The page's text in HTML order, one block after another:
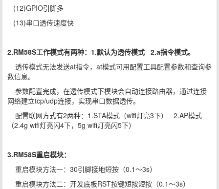
(12)GPIO引脚多
(13)串口透传速度快
2.RM58S工作模式有两种：1.默认为透传模式 2.a指令模式。
透传模式无法发送at指令，at模式可用配置工具配置参数和查询参
数信息。
参数配置完成，在透传模式下模块会自动连接路由器，通过连接
网络建立tcp/udp连接，实现串口数据透传。
配置联网方式有2两种：1.STA模式（wifi灯亮3下） 2.AP模式
（2.4g wifi灯亮闪4下，5g wifi灯亮闪5下）
3.RM58S重启模块：
重启模块方法一：30引脚接地短按（0.1～3s）
重启模块方法二：开发底板RST按键短按短按（0.1～3s）